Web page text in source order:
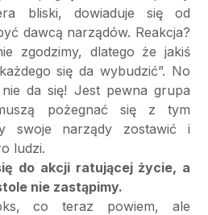
bliski, dowiaduje się od
dawcą narządów. Reakcja?
zgodzimy, dlatego że jakiś
się da wybudzić”. No
da się! Jest pewna grupa
pożegnać się z tym
swoje narządy zostawić i
ludzi.
do akcji ratującej życie, a
nie zastąpimy.
co teraz powiem, ale